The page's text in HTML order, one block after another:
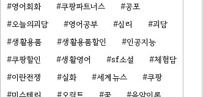
영어회화
쿠팡파트너스
공포
오늘의괴담
영어공부 심리
괴담
생활용품
생활용품할인
인공지능
쿠팡할인
생활영어 sf소설
체험담
이란전쟁
실화 세계뉴스
쿠팡